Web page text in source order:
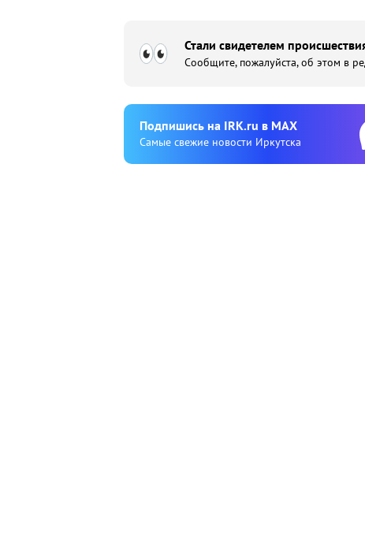
Стали свидетелем
Сообщите, пожалуйста, об этом в
Подпишиcь на IRK.ru в MAX
Cамые свежие новости Иркутска